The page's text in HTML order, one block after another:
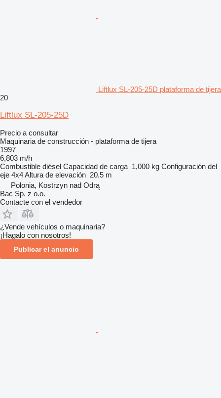
Liftlux SL-205-25D plataforma de tijera
20
Liftlux SL-205-25D
Precio a consultar
Maquinaria de construcción - plataforma de tijera
1997
6,803 m/h
Combustible diésel Capacidad de carga 1,000 kg Configuración del
eje 4x4Altura de elevación 20.5 m
Polonia, Kostrzyn nad Odrą
Bac Sp. z o.o.
Contacte con el vendedor
¿Vende vehículos o maquinaria?
¡Hagalo con nosotros!
Publicar el anuncio